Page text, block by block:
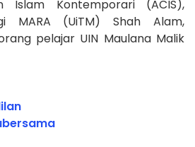
Islam Kontemporari (ACIS),
MARA (UiTM) Shah Alam,
pelajar UIN Maulana Malik
a